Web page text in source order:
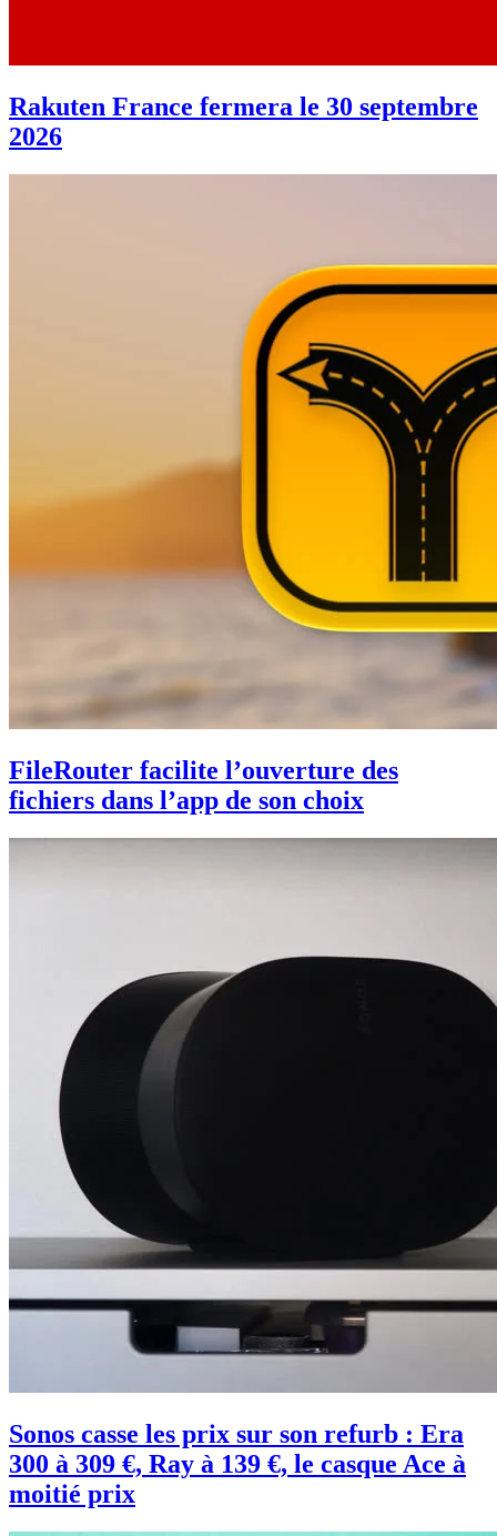
Rakuten France fermera le 30 septembre
2026
FileRouter facilite l’ouverture des
fichiers dans l’app de son choix
Sonos casse les prix sur son refurb : Era
300 à 309 €, Ray à 139 €, le casque Ace à
moitié prix